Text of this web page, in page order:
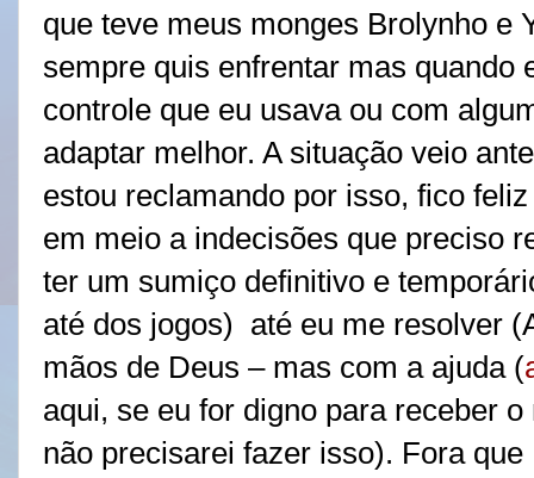
que teve meus monges Brolynho e
sempre quis enfrentar mas quando
controle que eu usava ou com
adaptar melhor. A situação veio
estou reclamando por isso, fico
em meio a indecisões que preciso
ter um sumiço definitivo e
até dos jogos)
até eu me resolver
mãos de Deus – mas com a ajuda (
aqui, se eu for digno para receber
não precisarei fazer isso). Fora